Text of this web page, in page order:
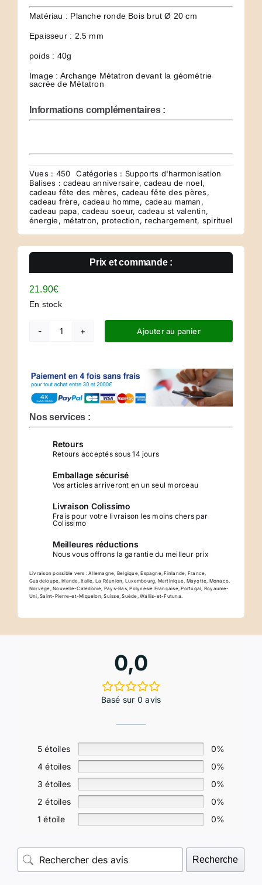
Matériau : Planche ronde Bois brut Ø 20 cm
Epaisseur : 2.5 mm
poids : 40g
Image : Archange Métatron devant la géométrie
sacrée de Métatron
Informations complémentaires :
Vues : 450 Catégories : Supports d'harmonisation
Balises :cadeau anniversaire,cadeau de noel,
cadeau fête des mères, cadeau fête des pères,
cadeau frère,cadeau homme, cadeau maman,
cadeau papa,cadeau soeur, cadeau st valentin,
énergie, métatron, protection, rechargement, spirituel
Prix et commande :
21.90€
En stock
quantité
Planche
de
recharge
Métatron-
Ajouter au panier
Nos services :
Retours
Retours acceptés sous 14 jours
Emballage sécurisé
Vos articles arriveront en un seul morceau
Livraison Colissimo
Frais pour votre livraison les moins chers par
Colissimo
Meilleures réductions
Nous vous offrons la garantie du meilleur prix
Livraison possible vers : Allemagne, Belgique, Espagne, Finlande, France,
Guadeloupe, Irlande, Italie, La Réunion, Luxembourg, Martinique, Mayotte, Monaco,
Norvège, Nouvelle-Calédonie, Pays-Bas, Polynésie Française, Portugal, Royaume-
Uni, Saint-Pierre-et-Miquelon, Suisse, Suède, Wallis-et-Futuna.
0,0
Basé sur 0 avis
5 étoiles
0%
4 étoiles
0%
3 étoiles
0%
2 étoiles
0%
1 étoile
0%
Recherche